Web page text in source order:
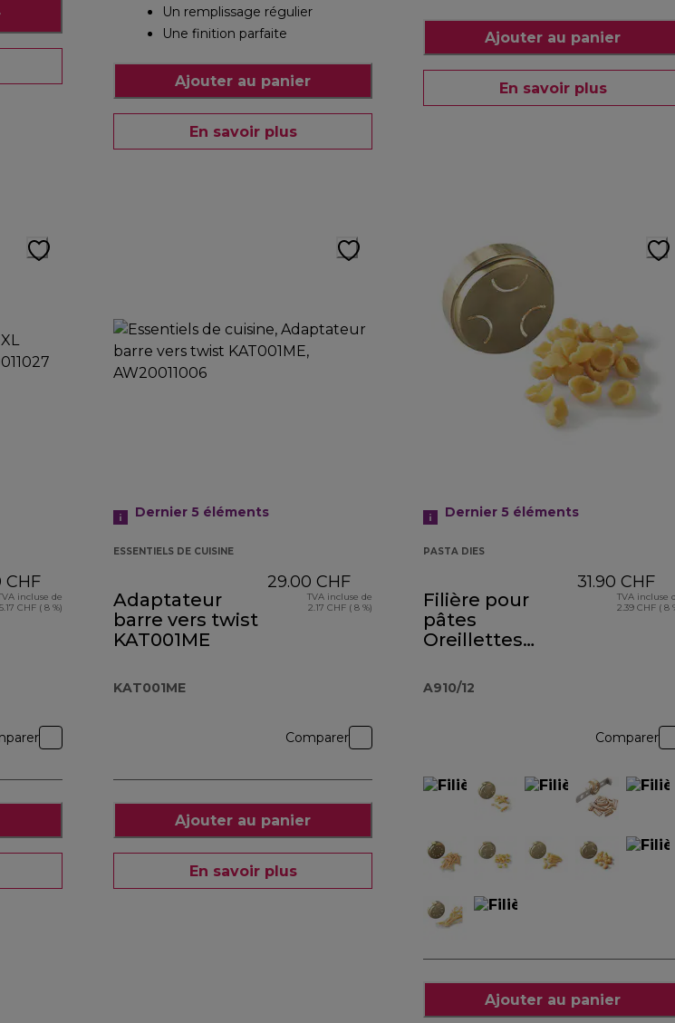
Un remplissage régulier
Une finition parfaite
Ajouter au panier
En savoir plus
Ajouter au panier
En savoir plus
CHF
incluse de
5.17 CHF ( 8 %)
Dernier 5 éléments
ESSENTIELS DE CUISINE
Adaptateur
barre vers twist
KAT001ME
KAT001ME
29.00 CHF
TVA incluse de
2.17 CHF ( 8 %)
Comparer
Ajouter au panier
En savoir plus
Dernier 5 éléments
PASTA DIES
Filière pour
pâtes
Oreillettes
A910/12
31.90 CHF
TVA incluse
2.39 CHF ( 8
Comparer
Ajouter au panier